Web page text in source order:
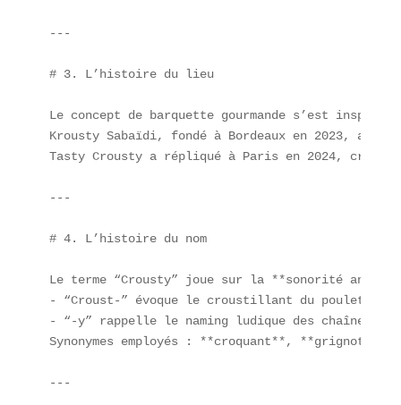
---
# 3. L’histoire du lieu
Le concept de barquette gourmande s’est
Krousty Sabaïdi, fondé à Bordeaux en 2023, a
Tasty Crousty a répliqué à Paris en 2024,
---
# 4. L’histoire du nom
Le terme “Crousty” joue sur la **sonorité
- “Croust-” évoque le croustillant du poulet
- “-y” rappelle le naming ludique des chaînes
Synonymes employés : **croquant**,
---